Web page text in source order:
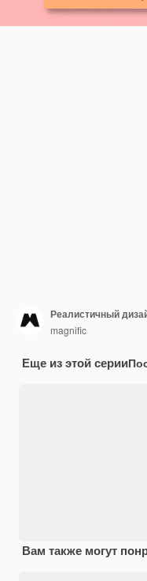
magnific
Еще из этой серии
Вам также могут